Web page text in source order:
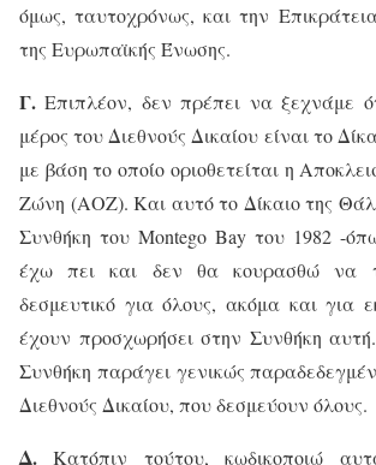
όμως, ταυτοχρόνως, και την
της Ευρωπαϊκής Ένωσης.
Γ.Επιπλέον, δεν πρέπει να ξεχνάμε
μέρος του Διεθνούς Δικαίου είναι το
με βάση το οποίο οριοθετείται η
Ζώνη (ΑΟΖ). Και αυτό το Δίκαιο της
Συνθήκη του Montego Bay του 1982 -
έχω πει και δεν θα κουρασθώ να
δεσμευτικό για όλους, ακόμα και για
έχουν προσχωρήσει στην Συνθήκη
Συνθήκη παράγει γενικώς
Διεθνούς Δικαίου, που δεσμεύουν όλους.
Δ. Κατόπιν τούτου, κωδικοποιώ